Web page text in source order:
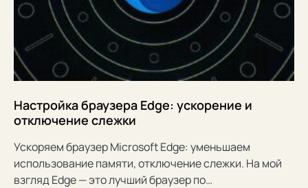
Настройка браузера Edge: ускорение и
отключение слежки
Ускоряем браузер Microsoft Edge: уменьшаем
использование памяти, отключение слежки. На мой
взгляд Edge — это лучший браузер по…